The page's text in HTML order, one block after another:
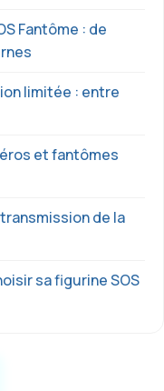
Fantôme : de
limitée : entre
et fantômes
de la
sa figurine SOS